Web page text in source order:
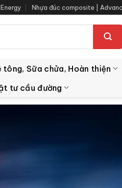
Nhựa đúc composite |
tông, Sữa chửa, Hoàn thiện
tư cầu đường